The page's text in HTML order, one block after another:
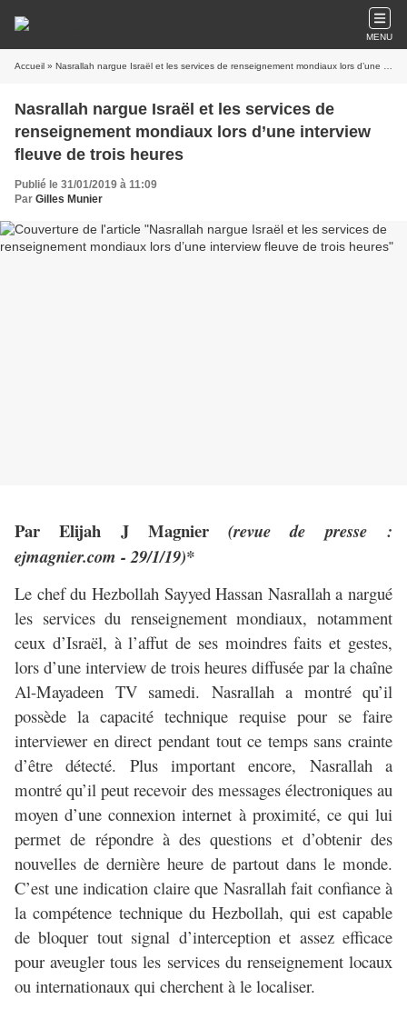
MENU
Accueil » Nasrallah nargue Israël et les services de renseignement mondiaux lors d’une interview fleuve de trois heures
Nasrallah nargue Israël et les services de
renseignement mondiaux lors d’une interview
fleuve de trois heures
Publié le 31/01/2019 à 11:09
Par Gilles Munier
Par Elijah J Magnier(revue de presse :
ejmagnier.com - 29/1/19)*
Le chef du Hezbollah Sayyed Hassan Nasrallah a nargué
les services du renseignement mondiaux, notamment
ceux d’Israël, à l’affut de ses moindres faits et gestes,
lors d’une interview de trois heures diffusée par la chaîne
Al-Mayadeen TV samedi. Nasrallah a montré qu’il
possède la capacité technique requise pour se faire
interviewer en direct pendant tout ce temps sans crainte
d’être détecté. Plus important encore, Nasrallah a
montré qu’il peut recevoir des messages électroniques au
moyen d’une connexion internet à proximité, ce qui lui
permet de répondre à des questions et d’obtenir des
nouvelles de dernière heure de partout dans le monde.
C’est une indication claire que Nasrallah fait confiance à
la compétence technique du Hezbollah, qui est capable
de bloquer tout signal d’interception et assez efficace
pour aveugler tous les services du renseignement locaux
ou internationaux qui cherchent à le localiser.